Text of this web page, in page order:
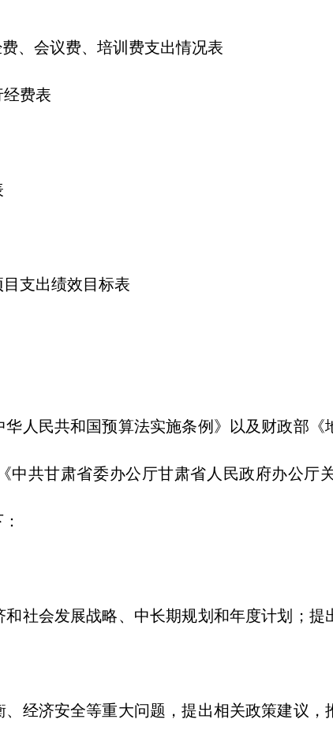
、会议费、培训费支出情况表
费表
支出绩效目标表
民共和国预算法实施条例》以及财政部《
中共甘肃省委办公厅甘肃省人民政府办公厅
会发展战略、中长期规划和年度计划；提
济安全等重大问题，提出相关政策建议，